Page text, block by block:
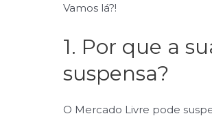
Vamos lá?!
1. Por que a
suspensa?
O Mercado Livre pode